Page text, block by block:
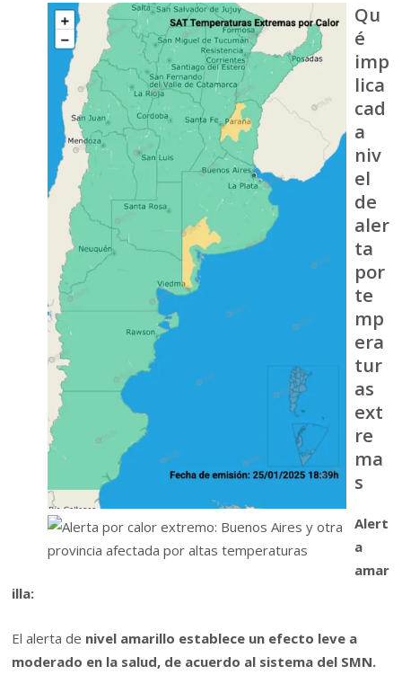
Qu
é
imp
lica
cad
a
niv
el
de
aler
ta
por
te
mp
era
tur
as
ext
re
ma
s
Alert
a
amar
illa:
El alerta de nivel amarillo establece un efecto leve a
moderado en la salud, de acuerdo al sistema del SMN.